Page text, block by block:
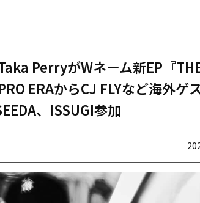
PerryがWネーム新EP『
ERAからCJ FLYなど海外ゲ
、ISSUGI参加